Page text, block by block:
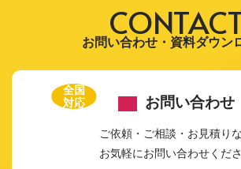
お問い合わせ・資料ダウン
全国
対応
お問い合わせ
ご依頼・ご相談・お見積り
お気軽にお問い合わせくだ